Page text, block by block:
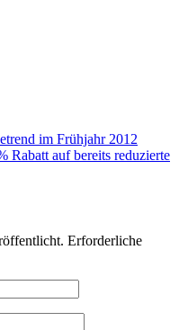
im Frühjahr 2012
Rabatt auf bereits reduzierte
Erforderliche